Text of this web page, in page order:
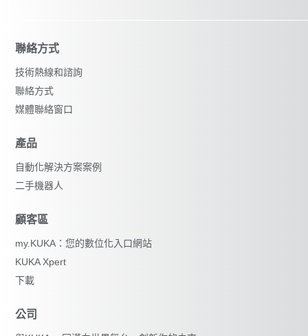
重設篩選器
聯絡方式
技術熱線和諮詢
聯絡方式
媒體聯絡窗口
產品
自動化解決方案案例
二手機器人
顧客區
my.KUKA：您的數位化入口網站
KUKA Xpert
下載
公司